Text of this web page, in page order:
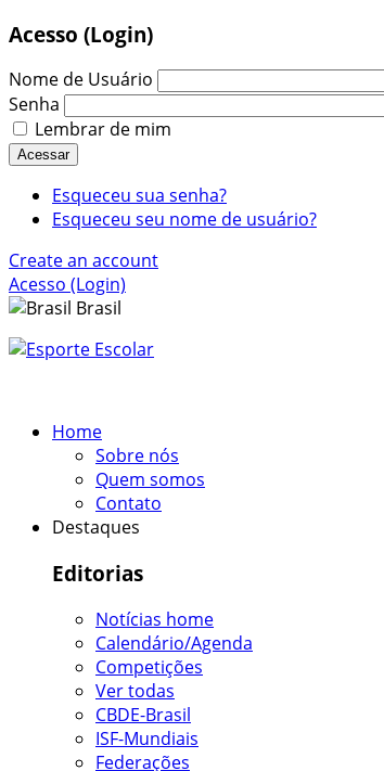
Acesso (Login)
Nome de Usuário
Senha
Lembrar de mim
Acessar
Esqueceu sua senha?
Esqueceu seu nome de usuário?
Create an account
Acesso (Login)
Brasil
Home
Sobre nós
Quem somos
Contato
Destaques
Editorias
Notícias home
Calendário/Agenda
Competições
Ver todas
CBDE-Brasil
ISF-Mundiais
Federações